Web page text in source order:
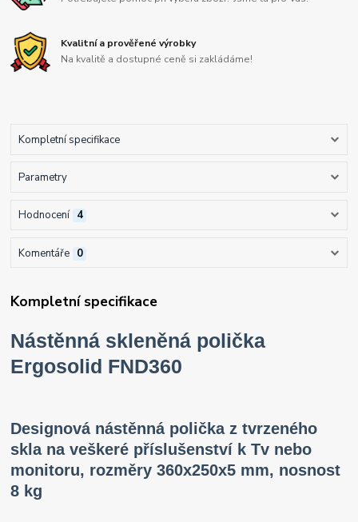
Kvalitní a prověřené výrobky
Na kvalitě a dostupné ceně si zakládáme!
Kompletní specifikace
Parametry
Hodnocení 4
Komentáře 0
Kompletní specifikace
Nástěnná skleněná polička
Ergosolid FND360
Designová nástěnná polička z tvrzeného
skla na veškeré příslušenství k Tv nebo
monitoru, rozměry 360x250x5 mm, nosnost
8 kg